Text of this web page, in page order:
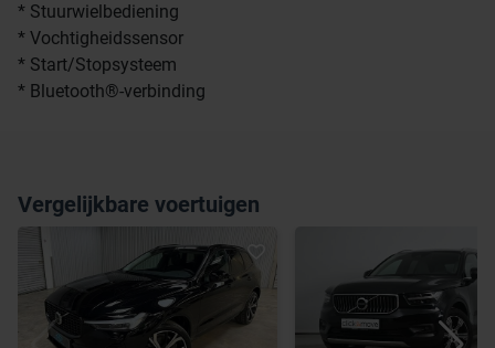
* Stuurwielbediening
* Vochtigheidssensor
* Start/Stopsysteem
* Bluetooth®-verbinding
Vergelijkbare voertuigen